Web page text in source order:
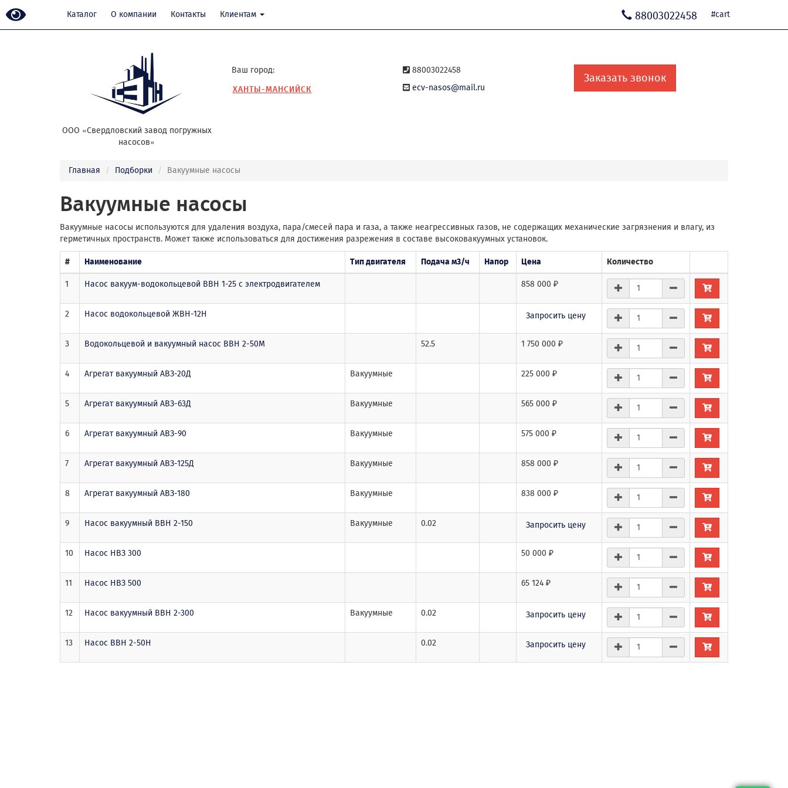
Каталог О компании Контакты Клиентам 88003022458 #cart
ООО «Свердловский завод погружных
насосов»
Ваш город:
ХАНТЫ-МАНСИЙСК
88003022458
ecv-nasos@mail.ru
Заказать звонок
Главная Подборки Вакуумные насосы
Вакуумные насосы
Вакуумные насосы используются для удаления воздуха, пара/смесей пара и газа, а также неагрессивных газов, не содержащих механические загрязнения и влагу, из
герметичных пространств. Может также использоваться для достижения разрежения в составе высоковакуумных установок.
# Наименование Тип двигателя Подача м3/ч Напор Цена Количество
1 Насос вакуум-водокольцевой ВВН 1-25 с электродвигателем 858 000 ₽
2 Насос водокольцевой ЖВН-12Н Запросить цену
3 Водокольцевой и вакуумный насос ВВН 2-50М 52.5 1 750 000 ₽
4 Агрегат вакуумный АВЗ-20Д Вакуумные 225 000 ₽
5 Агрегат вакуумный АВЗ-63Д Вакуумные 565 000 ₽
6 Агрегат вакуумный АВЗ-90 Вакуумные 575 000 ₽
7 Агрегат вакуумный АВЗ-125Д Вакуумные 858 000 ₽
8 Агрегат вакуумный АВЗ-180 Вакуумные 838 000 ₽
9 Насос вакуумный ВВН 2-150 Вакуумные 0.02 Запросить цену
10 Насос НВЗ 300 50 000 ₽
11 Насос НВЗ 500 65 124 ₽
12 Насос вакуумный ВВН 2-300 Вакуумные 0.02 Запросить цену
13 Насос ВВН 2-50Н 0.02 Запросить цену